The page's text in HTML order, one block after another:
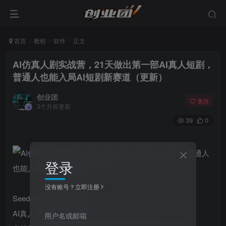
首页 教程 软件 正文
AI仿真人剧实战营，21天做出第一部AI真人短剧，
普通人也能入局AI短剧新赛道（更新）
创业团
3个月前更新
关注
39 0
Seedance/Vidu/可灵/即梦
AI真人短剧全流程实战
登录
没有账号？立即注册
用户名或邮箱